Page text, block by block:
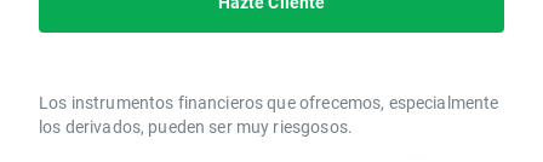
Los instrumentos financieros que ofrecemos, especialmente
los derivados, pueden ser muy riesgosos.